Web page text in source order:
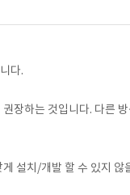
다.
하는 것입니다. 다른
설치/개발 할 수 있지 않